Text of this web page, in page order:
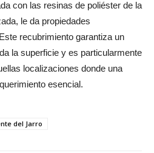
con las resinas de poliéster de la
le da propiedades
recubrimiento garantiza un
la superficie y es particularmente
localizaciones donde una
esencial.
del Jarro